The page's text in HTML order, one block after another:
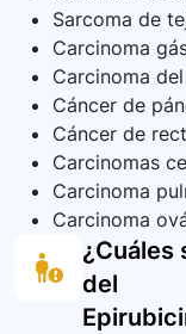
Sarcoma de
Carcinoma
Carcinoma
Cáncer de
Cáncer de
Carcinomas
Carcinoma
Carcinoma
¿Cuáles
del